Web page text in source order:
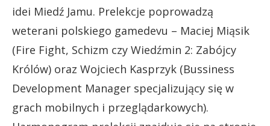
idei Miedź Jamu. Prelekcje poprowadzą
weterani polskiego gamedevu – Maciej Miąsik
(Fire Fight, Schizm czy Wiedźmin 2: Zabójcy
Królów) oraz Wojciech Kasprzyk (Bussiness
Development Manager specjalizujący się w
grach mobilnych i przeglądarkowych).